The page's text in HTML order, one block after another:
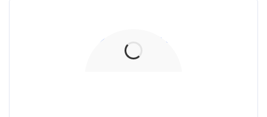
Xưởng Gỗ Tự Nhiên